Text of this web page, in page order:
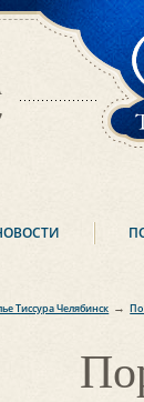
Тиссура Челябинск →